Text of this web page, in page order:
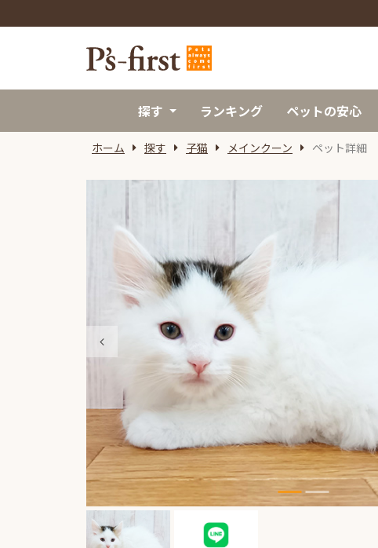
探す ランキング ペットの安心
ホーム 探す 子猫 メインクーン ペット詳細